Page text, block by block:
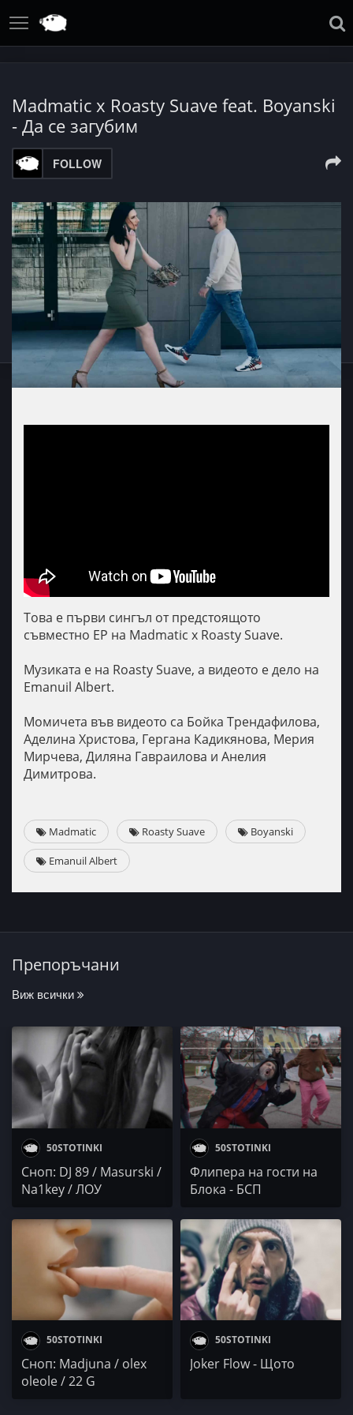
Madmatic x Roasty Suave feat. Boyanski
- Да се загубим
FOLLOW
Това е първи сингъл от предстоящото
съвместно EP на Madmatic x Roasty Suave.
Музиката е на Roasty Suave, а видеото е дело на
Emanuil Albert.
Момичета във видеото са Бойка Трендафилова,
Аделина Христова, Гергана Кадикянова, Мерия
Мирчева, Диляна Гавраилова и Анелия
Димитрова.
Madmatic Roasty Suave Boyanski
Emanuil Albert
Препоръчани
Виж всички
50STOTINKI
Сноп: DJ 89 / Masurski /
Na1key / ЛОУ
50STOTINKI
Флипера на гости на
Блока - БСП
50STOTINKI
Сноп: Madjuna / olex
oleole / 22 G
50STOTINKI
Joker Flow - Щото